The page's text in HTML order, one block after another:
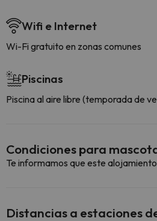
Wifi e Internet
Wi-Fi gratuito en zonas comunes
Piscinas
Piscina al aire libre (temporada de
Condiciones para
Te informamos que este
Distancias a estaciones